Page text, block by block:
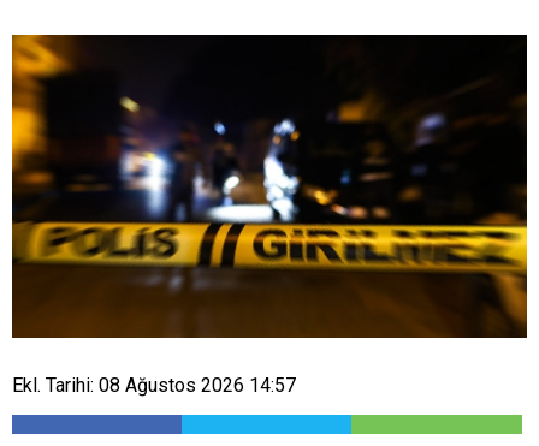
Ekl. Tarihi: 08 Ağustos 2026 14:57